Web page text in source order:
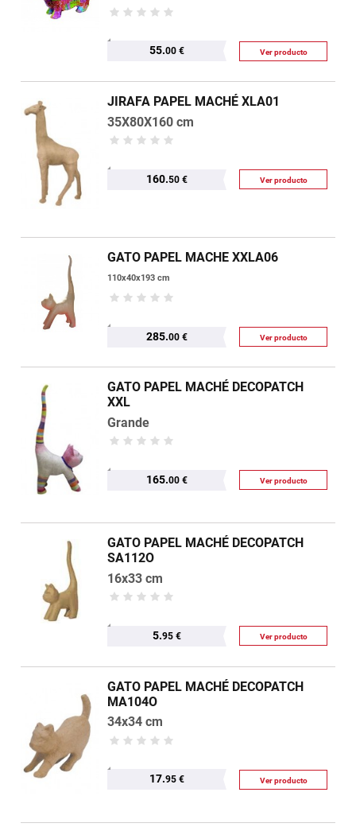
55.00 € Ver producto
JIRAFA PAPEL MACHÉ XLA01
35X80X160 cm
160.50 € Ver producto
GATO PAPEL MACHE XXLA06
110x40x193 cm
285.00 € Ver producto
GATO PAPEL MACHÉ DECOPATCH
XXL
Grande
165.00 € Ver producto
GATO PAPEL MACHÉ DECOPATCH
SA112O
16x33 cm
5.95 € Ver producto
GATO PAPEL MACHÉ DECOPATCH
MA104O
34x34 cm
17.95 € Ver producto